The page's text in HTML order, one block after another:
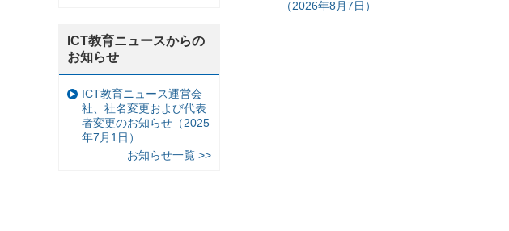
（2026年8月7日）
ICT教育ニュースからの
お知らせ
ICT教育ニュース運営会
社、社名変更および代表
者変更のお知らせ（2025
年7月1日）
お知らせ一覧 >>